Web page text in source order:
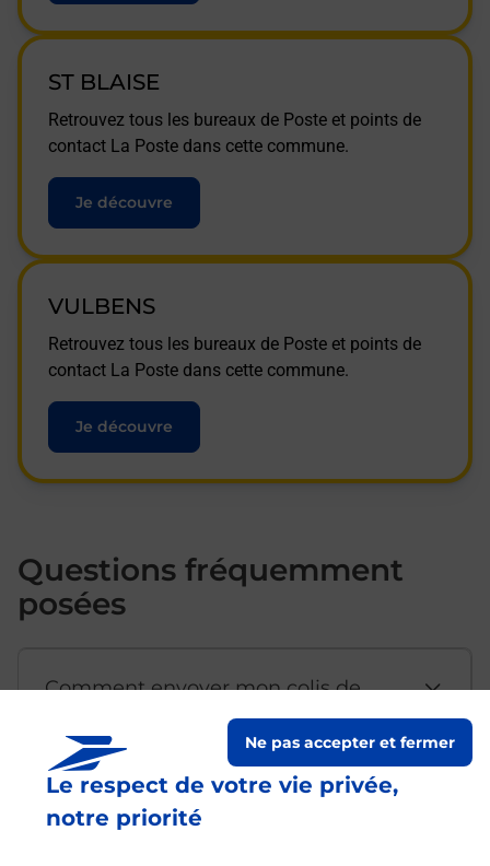
Le respect de votre vie privée,
notre priorité
Ne pas accepter et fermer
ST BLAISE
Retrouvez tous les bureaux de Poste et points de
contact La Poste dans cette commune.
Je découvre
VULBENS
Retrouvez tous les bureaux de Poste et points de
contact La Poste dans cette commune.
Je découvre
Questions fréquemment
posées
Comment envoyer mon colis de
Est-il possible d’acheter un
emballage directement depuis un